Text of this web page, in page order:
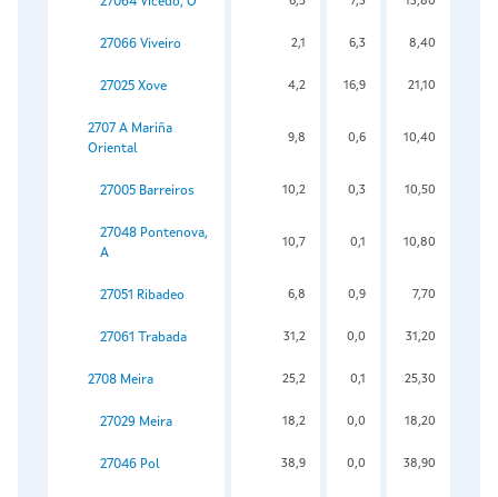
27066 Viveiro 2,1 6,3 8,40
27025 Xove 4,2 16,9 21,10
2707 A Mariña
Oriental
9,8 0,6 10,40
27005 Barreiros 10,2 0,3 10,50
27048 Pontenova,
A
10,7 0,1 10,80
27051 Ribadeo 6,8 0,9 7,70
27061 Trabada 31,2 0,0 31,20
2708 Meira 25,2 0,1 25,30
27029 Meira 18,2 0,0 18,20
27046 Pol 38,9 0,0 38,90